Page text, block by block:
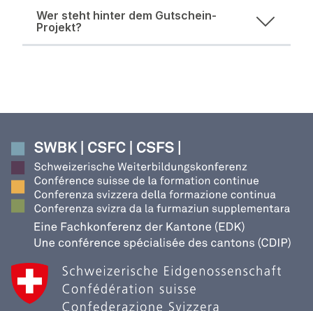
Wer steht hinter dem Gutschein-
Projekt?